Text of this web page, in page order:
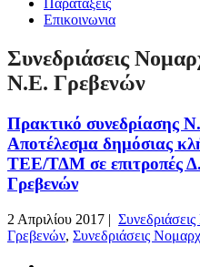
Παραταξεις
Επικοινωνια
Συνεδριάσεις
Ν.Ε. Γρεβενών
Πρακτικό συνεδρίασης
Αποτέλεσμα δημόσιας
ΤΕΕ/ΤΔΜ σε επιτροπές
Γρεβενών
2 Απριλίου 2017 |
Γρεβενών, Συνεδριάσεις